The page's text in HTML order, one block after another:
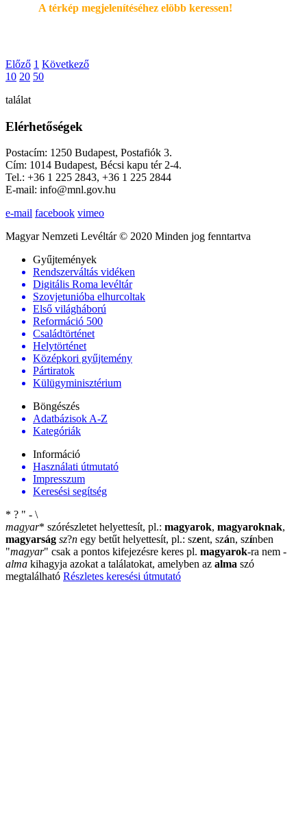
A térkép megjelenítéséhez elöbb keressen!
Előző 1 Következő
10 20 50
találat
Elérhetőségek
Postacím: 1250 Budapest, Postafiók 3.
Cím: 1014 Budapest, Bécsi kapu tér 2-4.
Tel.: +36 1 225 2843, +36 1 225 2844
E-mail: info@mnl.gov.hu
e-mail facebook vimeo
Magyar Nemzeti Levéltár © 2020 Minden jog fenntartva
Gyűjtemények
Rendszerváltás vidéken
Digitális Roma levéltár
Szovjetunióba elhurcoltak
Első világháború
Reformáció 500
Családtörténet
Helytörténet
Középkori gyűjtemény
Pártiratok
Külügyminisztérium
Böngészés
Adatbázisok A-Z
Kategóriák
Információ
Használati útmutató
Impresszum
Keresési segítség
* ? " - \
magyar* szórészletet helyettesít, pl.: magyarok, magyaroknak,
magyarság sz?n egy betűt helyettesít, pl.: szent, szán, színben
"magyar" csak a pontos kifejezésre keres pl. magyarok-ra nem -
alma kihagyja azokat a találatokat, amelyben az alma szó
megtalálható Részletes keresési útmutató